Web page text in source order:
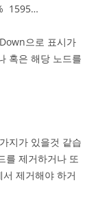
1595…
으로 표시가
혹은 해당 노드를
지가 있을것 같습
를 제거하거나 또
제거해야 하거